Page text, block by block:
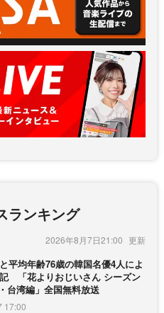
ランキング
2026年8月7日21:00
平均年齢76歳の韓国名優4人によ
「花よりおじいさん シーズン
台湾編」全国無料放送
17:00